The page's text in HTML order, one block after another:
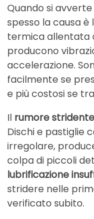
Quando si avverte
spesso la causa è
termica allentata
producono
accelerazione.
facilmente se
e più costosi se
Il rumore
Dischi e pastiglie
irregolare,
colpa di piccoli
lubrificazione
stridere nelle
verificato subito.